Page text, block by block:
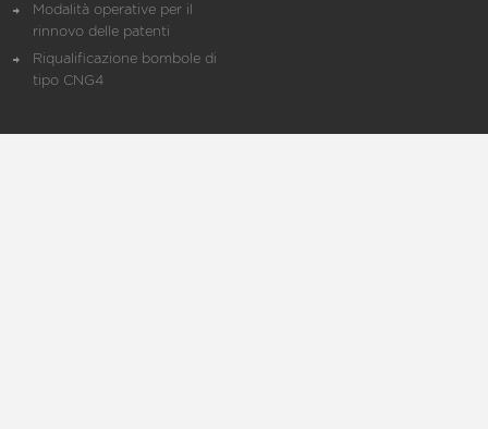
Modalità operative per il
rinnovo delle patenti
Riqualificazione bombole di
tipo CNG4